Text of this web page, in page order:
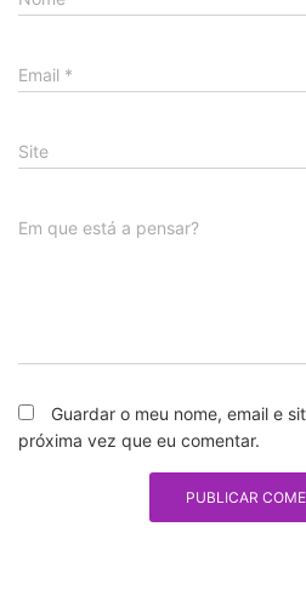
Email *
Site
Em que está a pensar?
Guardar o meu nome, email e
próxima vez que eu comentar.